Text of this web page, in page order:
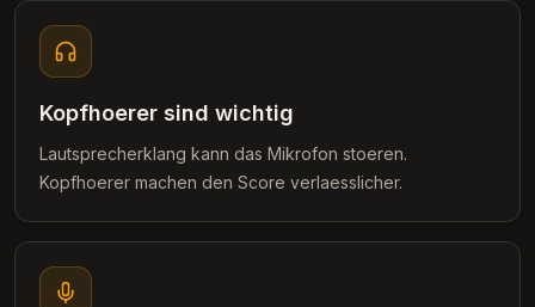
Kopfhoerer sind wichtig
Lautsprecherklang kann das Mikrofon stoeren.
Kopfhoerer machen den Score verlaesslicher.